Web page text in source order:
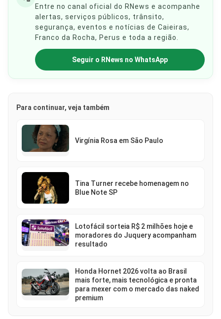
Entre no canal oficial do RNews e acompanhe
alertas, serviços públicos, trânsito,
segurança, eventos e notícias de Caieiras,
Franco da Rocha, Perus e toda a região.
Seguir o RNews no WhatsApp
Para continuar, veja também
Virgínia Rosa em São Paulo
Tina Turner recebe homenagem no
Blue Note SP
Lotofácil sorteia R$ 2 milhões hoje e
moradores do Juquery acompanham
resultado
Honda Hornet 2026 volta ao Brasil
mais forte, mais tecnológica e pronta
para mexer com o mercado das naked
premium